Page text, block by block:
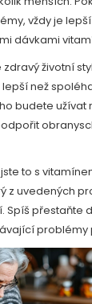
vždy je
dávkami
životní
než
budete
to s
z uvedených
Spíš přestaňte
problémy